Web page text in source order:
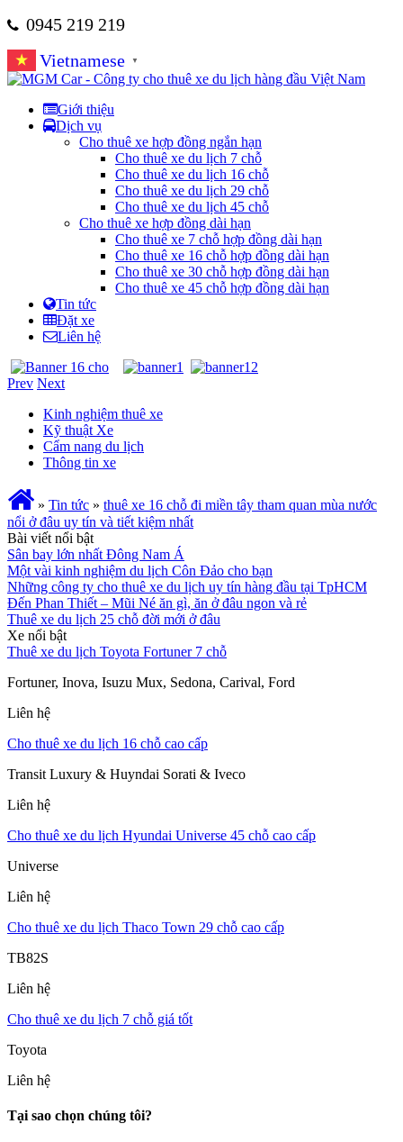
0945 219 219
Vietnamese
▼
Giới thiệu
Dịch vụ
Cho thuê xe hợp đồng ngắn hạn
Cho thuê xe du lịch 7 chỗ
Cho thuê xe du lịch 16 chỗ
Cho thuê xe du lịch 29 chỗ
Cho thuê xe du lịch 45 chỗ
Cho thuê xe hợp đồng dài hạn
Cho thuê xe 7 chỗ hợp đồng dài hạn
Cho thuê xe 16 chỗ hợp đồng dài hạn
Cho thuê xe 30 chỗ hợp đồng dài hạn
Cho thuê xe 45 chỗ hợp đồng dài hạn
Tin tức
Đặt xe
Liên hệ
Prev Next
Kinh nghiệm thuê xe
Kỹ thuật Xe
Cẩm nang du lịch
Thông tin xe
» Tin tức » thuê xe 16 chỗ đi miền tây tham quan mùa nước
nổi ở đâu uy tín và tiết kiệm nhất
Bài viết nổi bật
Sân bay lớn nhất Đông Nam Á
Một vài kinh nghiệm du lịch Côn Đảo cho bạn
Những công ty cho thuê xe du lịch uy tín hàng đầu tại TpHCM
Đến Phan Thiết – Mũi Né ăn gì, ăn ở đâu ngon và rẻ
Thuê xe du lịch 25 chỗ đời mới ở đâu
Xe nổi bật
Thuê xe du lịch Toyota Fortuner 7 chỗ
Fortuner, Inova, Isuzu Mux, Sedona, Carival, Ford
Liên hệ
Cho thuê xe du lịch 16 chỗ cao cấp
Transit Luxury & Huyndai Sorati & Iveco
Liên hệ
Cho thuê xe du lịch Hyundai Universe 45 chỗ cao cấp
Universe
Liên hệ
Cho thuê xe du lịch Thaco Town 29 chỗ cao cấp
TB82S
Liên hệ
Cho thuê xe du lịch 7 chỗ giá tốt
Toyota
Liên hệ
Tại sao chọn chúng tôi?